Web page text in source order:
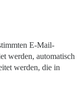
E-Mail-
werden, automatisch
werden, die in